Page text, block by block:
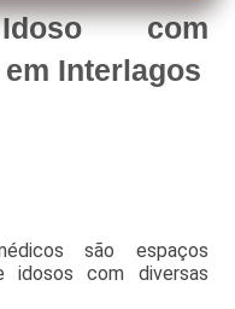
com
Interlagos
são espaços
idosos com diversas